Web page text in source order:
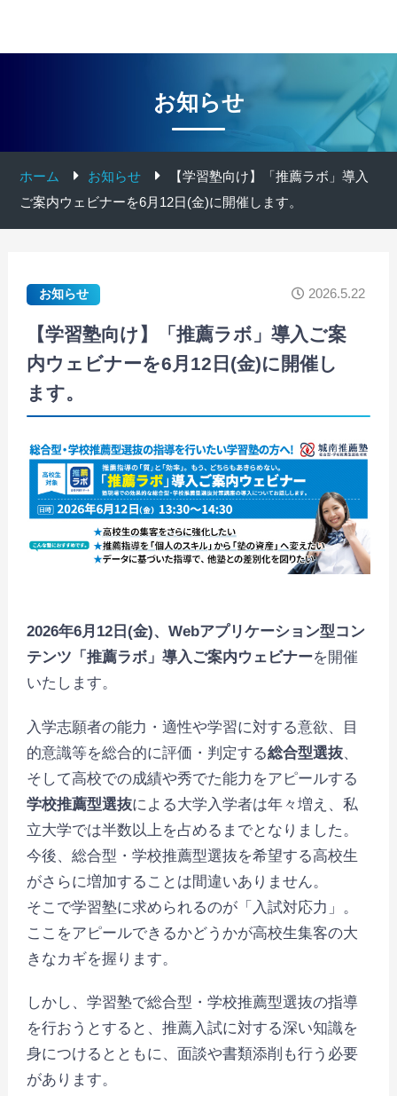
お知らせ
ホーム お知らせ
【学習塾向け】「推薦ラボ」導入
ご案内ウェビナーを6月12日(金)に開催します。
お知らせ 2026.5.22
【学習塾向け】「推薦ラボ」導入ご案
内ウェビナーを6月12日(金)に開催し
ます。
2026年6月12日(金)、Webアプリケーション型コン
テンツ「推薦ラボ」導入ご案内ウェビナーを開催
いたします。
入学志願者の能力・適性や学習に対する意欲、目
的意識等を総合的に評価・判定する総合型選抜、
そして高校での成績や秀でた能力をアピールする
学校推薦型選抜による大学入学者は年々増え、私
立大学では半数以上を占めるまでとなりました。
今後、総合型・学校推薦型選抜を希望する高校生
がさらに増加することは間違いありません。
そこで学習塾に求められるのが「入試対応力」。
ここをアピールできるかどうかが高校生集客の大
きなカギを握ります。
しかし、学習塾で総合型・学校推薦型選抜の指導
を行おうとすると、推薦入試に対する深い知識を
身につけるとともに、面談や書類添削も行う必要
があります。